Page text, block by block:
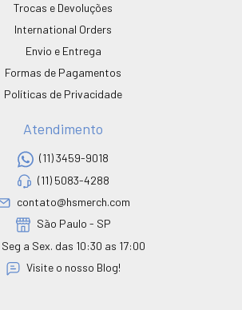
Trocas e Devoluções
International Orders
Envio e Entrega
Formas de Pagamentos
Políticas de Privacidade
Atendimento
(11) 3459-9018
(11) 5083-4288
contato@hsmerch.com
São Paulo - SP
Seg a Sex. das 10:30 as 17:00
Visite o nosso Blog!